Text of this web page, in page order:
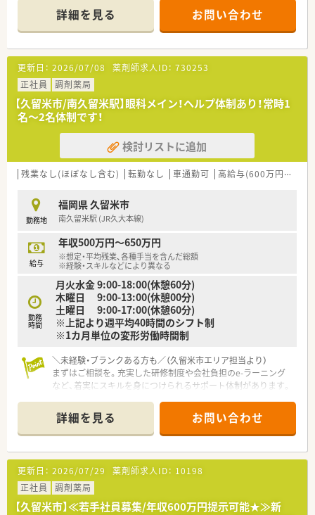
■久留米高校前駅から車で7分の場所に位置しており日々の通勤
もスムーズな立地環境です。
■眼科メインの処方箋を1日約55枚応需しており専門知識を深
めながら業務に取り組めます。
■現在は薬剤師1名と事務員1名の体制で運営しており落ち着い
た雰囲気の中で勤務可能です。
【募集背景と求める人物像について】
■久留米市エリアにおける急募案件であり患者様へのサービス
向上を目的とした採用活動です。
■地域医療に貢献したいという強い熱意を持ち周囲と協調しな
がら業務に取り組める方を歓迎します。
■調剤業務の経験者はもちろんのこと意欲的な未経験の方でも
安心してチャレンジできる環境です。
【法人特徴について】
■福岡県を中心に20店舗以上の調剤薬局を展開しており地域に
根ざした事業を推進しています。
■現場経験の豊富な薬剤師の経営陣が各店舗の状況を深く理解
し適切な店舗運営を行っています。
■在宅専任の薬剤師が活躍するエリアもあり今後は在宅医療に
も安心して挑戦できる法人です。
【求人情報について】
■正社員としての採用となりご経験やスキルを最大限に考慮し
て年収500万円からスタートします。
■固定残業代30時間分が含まれており超過分は30分単位で時間
■入社後6ヶ月が経過した時点で10日間の有給休暇が付与され
計画的なお休みを取得しやすいです。
詳細を見る お問い合わせ
更新日： 2026/07/08 薬剤師求人ID： 730253
正社員
調剤薬局
【久留米市/南久留米駅】眼科メイン！ヘルプ体制あり！常時1
名～2名体制です！
検討リストに追加
残業なし(ほぼなし含む) 転勤なし 車通勤可 高給与(600万円以上)
勤務地
福岡県 久留米市
南久留米駅 (JR久大本線)
給与
年収500万円～650万円
※想定・平均残業、各種手当を含んだ総額
※経験・スキルなどにより異なる
勤務
時間
月火水金 9:00-18:00(休憩60分)
木曜日 9:00-13:00(休憩00分)
土曜日 9:00-17:00(休憩60分)
※上記より週平均40時間のシフト制
※1カ月単位の変形労働時間制
＼未経験・ブランクある方も／（久留米市エリア担当より）
まずはご相談を。充実した研修制度や会社負担のe-ラーニング
など、着実にスキルを身につけられるサポート体制があります。
【店舗情報と応需状況について】
■南久留米駅から車で7分の場所に位置しており、日々の通勤も
比較的スムーズに行えるアクセスの良い立地環境となっていま
す。
■眼科メインの処方箋を応需しており、専門的な知識を深めなが
ら落ち着いて業務に取り組むことができる働きやすい職場で
す。
■現在の詳細な処方箋応需枚数および具体的な勤務者数につき
ましては、最新の状況を確認中ですので別途お問い合わせくださ
詳細を見る お問い合わせ
更新日： 2026/07/29 薬剤師求人ID： 10198
正社員
調剤薬局
【久留米市】≪若手社員募集/年収600万円提示可能★≫新